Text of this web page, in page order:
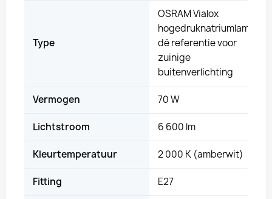
Type
OSRAM Vialox
hogedruknatriumlamp,
dé referentie voor
zuinige
buitenverlichting
Vermogen 70 W
Lichtstroom 6 600 lm
Kleurtemperatuur 2 000 K (amberwit)
Fitting E27